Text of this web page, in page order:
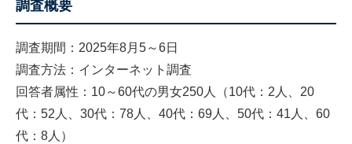
調査概要
調査期間：2025年8月5～6日
調査方法：インターネット調査
回答者属性：10～60代の男女250人（10代：2人、20
代：52人、30代：78人、40代：69人、50代：41人、60
代：8人）